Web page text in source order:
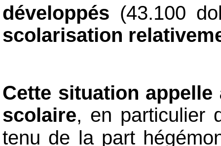
développés (43.100
scolarisation
Cette situation
scolaire, en particulier
tenu de la part